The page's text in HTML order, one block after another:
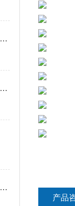
土壤肥料检测仪检测土壤养分配比情况
土壤肥料养分速测仪多少钱一台？价格是多少？
大型肥料厂实验室建设仪器设备配套方案四
产品